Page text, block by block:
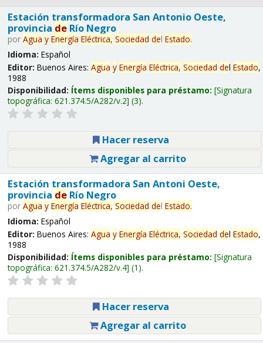
Estación transformadora San Antonio Oeste,
provincia deRío Negro
por Agua y Energía Eléctrica, Sociedad del Estado.
Idioma: Español
Editor: Buenos Aires: Agua y Energía Eléctrica, Sociedad del Estado,
1988
Disponibilidad: Ítems disponibles para préstamo: Signatura
topográfica: 621.374.5/A282/v.2 (3).
Hacer reserva
Agregar al carrito
Estación transformadora San Antoni Oeste,
provincia deRío Negro
por Agua y Energía Eléctrica, Sociedad del Estado.
Idioma: Español
Editor: Buenos Aires: Agua y Energía Eléctrica, Sociedad del Estado,
1988
Disponibilidad: Ítems disponibles para préstamo: Signatura
topográfica: 621.374.5/A282/v.4 (1).
Hacer reserva
Agregar al carrito